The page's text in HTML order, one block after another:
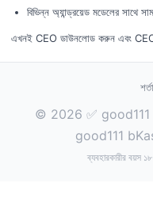
বিভিন্ন অ্যান্ড্রয়েড মডেলের সাথে
এখনই CEO ডাউনলোড করুন এবং CEO
© 2026 ✅ good111
good111
ব্যবহারকারীর বয়স